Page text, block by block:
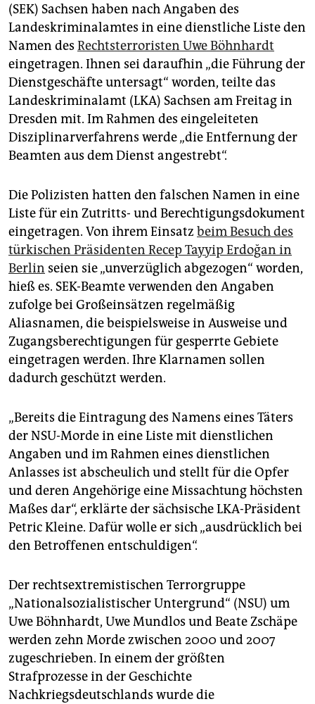
unterstützen
abo
genossenschaft
epaper login
(SEK) Sachsen haben nach Angaben des
Landeskriminalamtes in eine dienstliche Liste den
Namen des Rechtsterroristen Uwe Böhnhardt
eingetragen. Ihnen sei daraufhin „die Führung der
Dienstgeschäfte untersagt“ worden, teilte das
Landeskriminalamt (LKA) Sachsen am Freitag in
Dresden mit. Im Rahmen des eingeleiteten
Disziplinarverfahrens werde „die Entfernung der
Beamten aus dem Dienst angestrebt“.
Die Polizisten hatten den falschen Namen in eine
Liste für ein Zutritts- und Berechtigungsdokument
eingetragen. Von ihrem Einsatz beim Besuch des
türkischen Präsidenten Recep Tayyip Erdoğan in
Berlin seien sie „unverzüglich abgezogen“ worden,
hieß es. SEK-Beamte verwenden den Angaben
zufolge bei Großeinsätzen regelmäßig
Aliasnamen, die beispielsweise in Ausweise und
Zugangsberechtigungen für gesperrte Gebiete
eingetragen werden. Ihre Klarnamen sollen
dadurch geschützt werden.
„Bereits die Eintragung des Namens eines Täters
der NSU-Morde in eine Liste mit dienstlichen
Angaben und im Rahmen eines dienstlichen
Anlasses ist abscheulich und stellt für die Opfer
und deren Angehörige eine Missachtung höchsten
Maßes dar“, erklärte der sächsische LKA-Präsident
Petric Kleine. Dafür wolle er sich „ausdrücklich bei
den Betroffenen entschuldigen“.
Der rechtsextremistischen Terrorgruppe
„Nationalsozialistischer Untergrund“ (NSU) um
Uwe Böhnhardt, Uwe Mundlos und Beate Zschäpe
werden zehn Morde zwischen 2000 und 2007
zugeschrieben. In einem der größten
Strafprozesse in der Geschichte
Nachkriegsdeutschlands wurde die